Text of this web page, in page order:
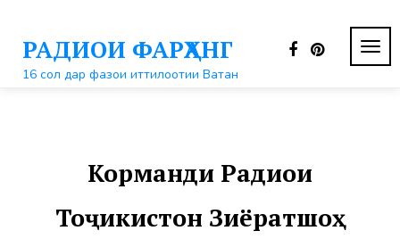
контентуРАДИОИ ФАРҲАНГ
16 сол дар фазои иттилоотии Ватан
Корманди Радиои
Тоҷикистон Зиёратшоҳ